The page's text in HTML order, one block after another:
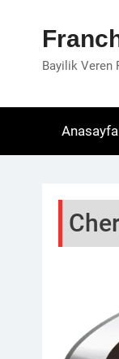
Bayilik Veren
Anasayfa